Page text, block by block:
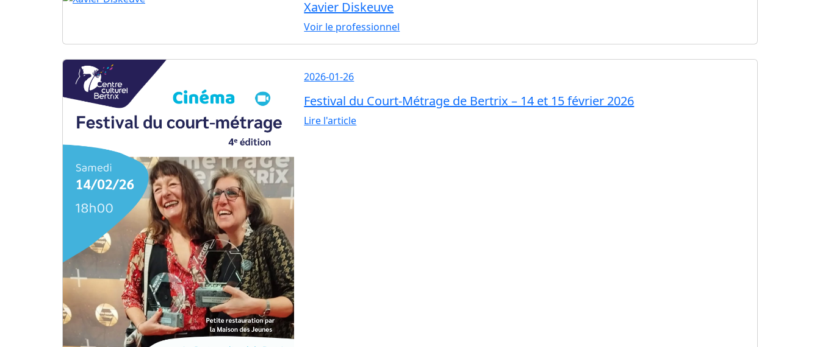
Xavier Diskeuve
Voir le professionnel
2026-01-26
Festival du Court-Métrage de Bertrix – 14 et 15 février 2026
Lire l'article